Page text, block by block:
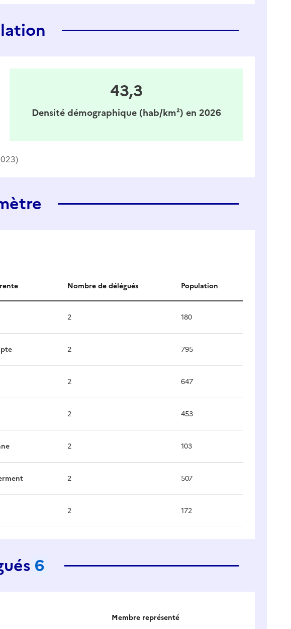
43,3
Densité démographique (hab/km²) en 2026
Nombre de délégués Population
2 180
2 795
2 647
2 453
2 103
2 507
2 172
6
Membre représenté